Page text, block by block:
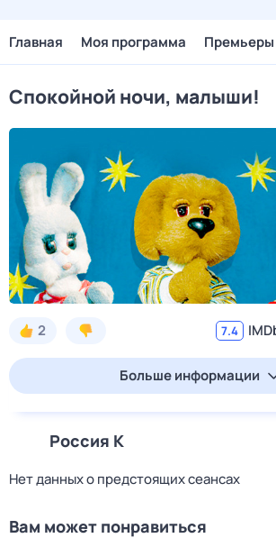
Главная Моя программа Премьеры
Спокойной ночи, малыши!
2 7.4
Больше информации
Россия К
Нет данных о предстоящих сеансах
Вам может понравиться